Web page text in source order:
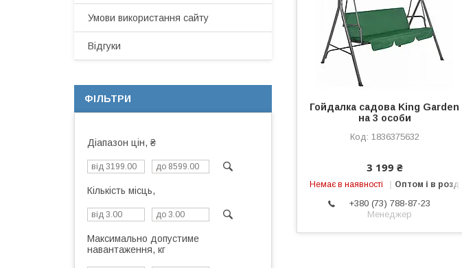
Гойдалка садова King Garden
на 3 особи
1836375632
3 199 ₴
Немає в наявності Оптом і в
+380 (73) 788-87-23
Менеджер
Умови використання сайту
Відгуки
ФІЛЬТРИ
Діапазон цін, ₴
Кількість місць,
Максимально допустиме
навантаження, кг